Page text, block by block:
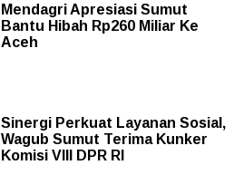
Mendagri Apresiasi Sumut
Bantu Hibah Rp260 Miliar Ke
Aceh
Sinergi Perkuat Layanan Sosial,
Wagub Sumut Terima Kunker
Komisi VIII DPR RI